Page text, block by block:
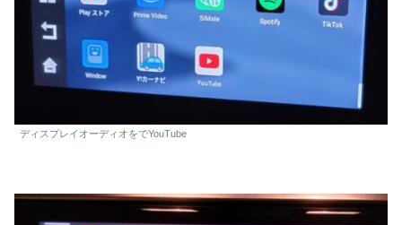
ディスプレイオーディオをでYouTube